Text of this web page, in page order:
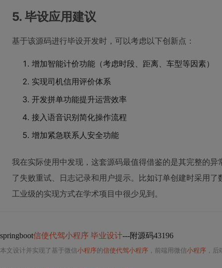
5. 毕设应用建议
基于该源码进行毕设开发时，可以考虑以下创新点：
增加智能计价功能（考虑时段、距离、车型等因素）
实现司机信用评价体系
开发拼单功能提升运营效率
接入语音识别简化操作流程
增加紧急联系人安全功能
我在实际使用中发现，这套源码最值得借鉴的是其完整的
了失败重试、日志记录和用户提示。比如订单创建时采用
工业级的实现方式在学术项目中很少见到。
springboot信使代驾小程序 毕业设计---附源码43196
本文设计并实现了基于微信小程序的信使代驾小程序 ，前端用微信小程序 ，后端基